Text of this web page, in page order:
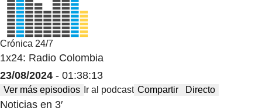
Crónica 24/7
1x24: Radio Colombia
23/08/2024 - 01:38:13
Ver más episodios Ir al podcast Compartir Directo
Noticias en 3′